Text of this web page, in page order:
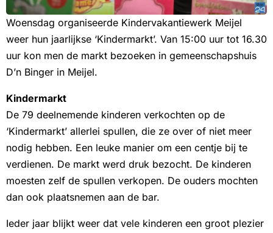
Woensdag organiseerde Kindervakantiewerk Meijel
weer hun jaarlijkse ‘Kindermarkt’. Van 15:00 uur tot 16.30
uur kon men de markt bezoeken in gemeenschapshuis
D’n Binger in Meijel.
Kindermarkt
De 79 deelnemende kinderen verkochten op de
‘Kindermarkt’ allerlei spullen, die ze over of niet meer
nodig hebben. Een leuke manier om een centje bij te
verdienen. De markt werd druk bezocht. De kinderen
moesten zelf de spullen verkopen. De ouders mochten
dan ook plaatsnemen aan de bar.
Ieder jaar blijkt weer dat vele kinderen een groot plezier